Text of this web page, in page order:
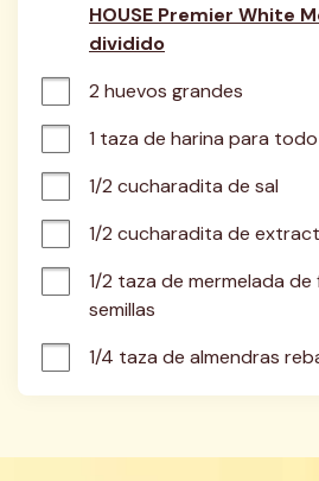
HOUSE Premier White
dividido
2 huevos grandes
1 taza de harina para
1/2 cucharadita de sal
1/2 cucharadita de
1/2 taza de mermelada de
semillas
1/4 taza de almendras